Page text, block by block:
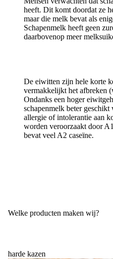
heeft. Dit komt doordat ze
maar die melk bevat als
Schapenmelk heeft geen
daarbovenop meer
De eiwitten zijn hele korte
vermakkelijkt het afbreken
Ondanks een hoger
schapenmelk beter geschikt
allergie of intolerantie aan
worden veroorzaakt door
bevat veel A2 caseïne.
Welke producten maken wij?
harde kazen